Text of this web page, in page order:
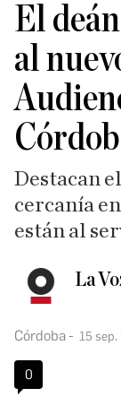
El
al
Destacan
cercanía
están al
La
Córdoba 15 sep.
0